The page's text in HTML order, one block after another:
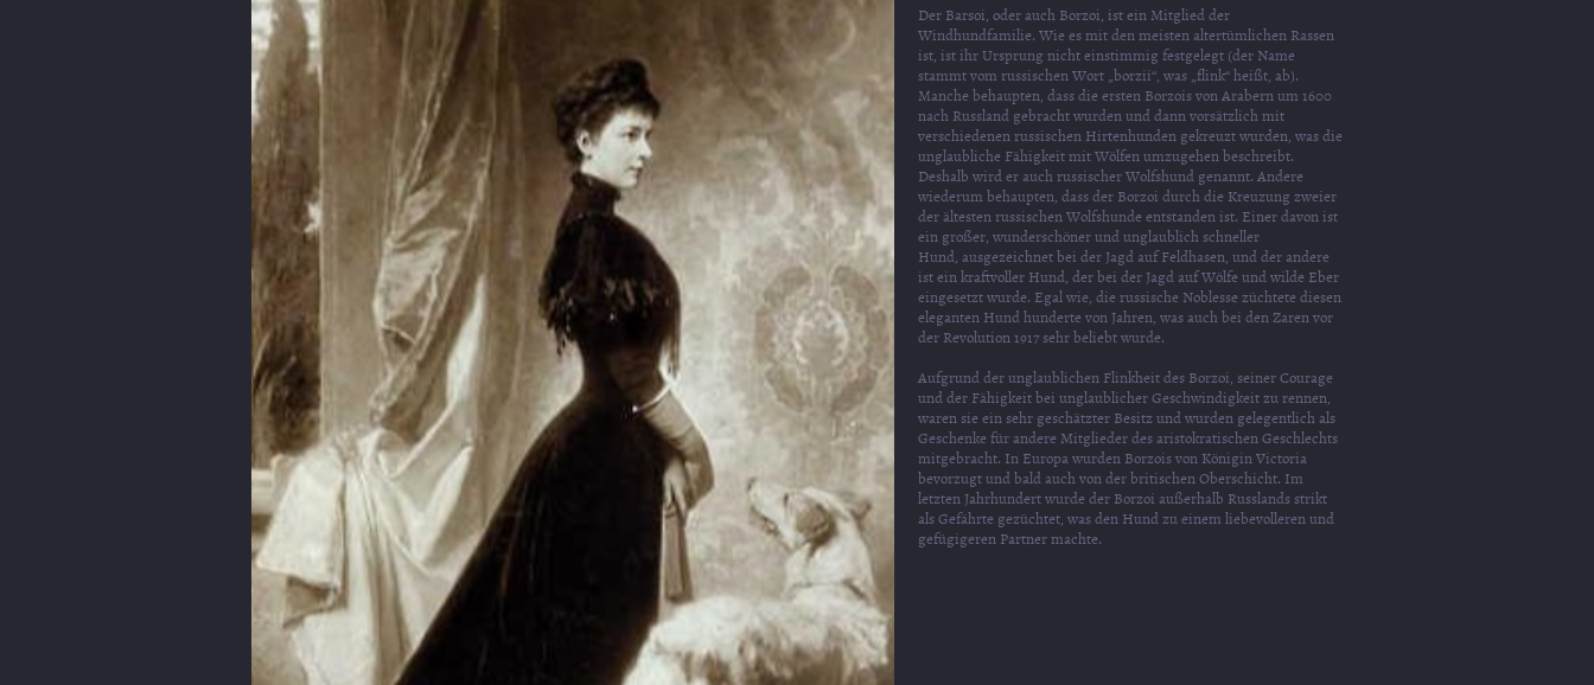
Der Barsoi, oder auch Borzoi, ist ein Mitglied der
Windhundfamilie. Wie es mit den meisten altertümlichen Rassen
ist, ist ihr Ursprung nicht einstimmig festgelegt (der Name
stammt vom russischen Wort „borzii“, was „flink“ heißt, ab).
Manche behaupten, dass die ersten Borzois von Arabern um 1600
nach Russland gebracht wurden und dann vorsätzlich mit
verschiedenen russischen Hirtenhunden gekreuzt wurden, was die
unglaubliche Fähigkeit mit Wölfen umzugehen beschreibt.
Deshalb wird er auch russischer Wolfshund genannt. Andere
wiederum behaupten, dass der Borzoi durch die Kreuzung zweier
der ältesten russischen Wolfshunde entstanden ist. Einer davon ist
ein großer, wunderschöner und unglaublich schneller
Hund, ausgezeichnet bei der Jagd auf Feldhasen, und der andere
ist ein kraftvoller Hund, der bei der Jagd auf Wölfe und wilde Eber
eingesetzt wurde. Egal wie, die russische Noblesse züchtete diesen
eleganten Hund hunderte von Jahren, was auch bei den Zaren vor
der Revolution 1917 sehr beliebt wurde.
Aufgrund der unglaublichen Flinkheit des Borzoi, seiner Courage
und der Fähigkeit bei unglaublicher Geschwindigkeit zu rennen,
waren sie ein sehr geschätzter Besitz und wurden gelegentlich als
Geschenke für andere Mitglieder des aristokratischen Geschlechts
mitgebracht. In Europa wurden Borzois von Königin Victoria
bevorzugt und bald auch von der britischen Oberschicht. Im
letzten Jahrhundert wurde der Borzoi außerhalb Russlands strikt
als Gefährte gezüchtet, was den Hund zu einem liebevolleren und
gefügigeren Partner machte.